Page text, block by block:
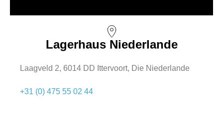
Lagerhaus Niederlande
Laagveld 2, 6014 DD Ittervoort, Die Niederlande
+31 (0) 475 55 02 44